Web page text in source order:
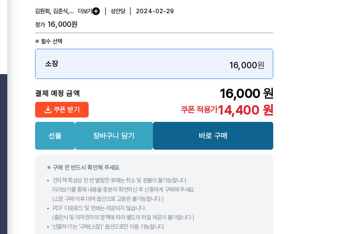
김원회, 김준식, 남대훈 더보기 성안당
2024-02-29
정가 16,000원
※ 필수 선택
소장 16,000원
결제 예정 금액 16,000원
쿠폰 받기 쿠폰 적용가14,400 원
선물 장바구니 담기 바로 구매
※ 구매 전 반드시 확인해 주세요.
전자책 특성상 한 번 열람한 후에는 취소 및 환불이 불가능합니다.
미리보기를 통해 내용을 충분히 확인하신 후 신중하게 구매해 주세요.
(소장 구매 이후 대여 옵션으로 교환은 불가능합니다.)
PDF 다운로드 및 인쇄는 제공되지 않습니다.
(출판사 및 저작권자의 정책에 따라 별도의 파일 제공이 불가합니다.)
'선물하기'는 '구매(소장)' 옵션으로만 이용 가능합니다.